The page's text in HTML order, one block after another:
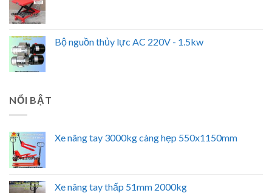
Bộ nguồn thủy lực AC 220V - 1.5kw
NỔI BẬT
Xe nâng tay 3000kg càng hẹp 550x1150mm
Xe nâng tay thấp 51mm 2000kg